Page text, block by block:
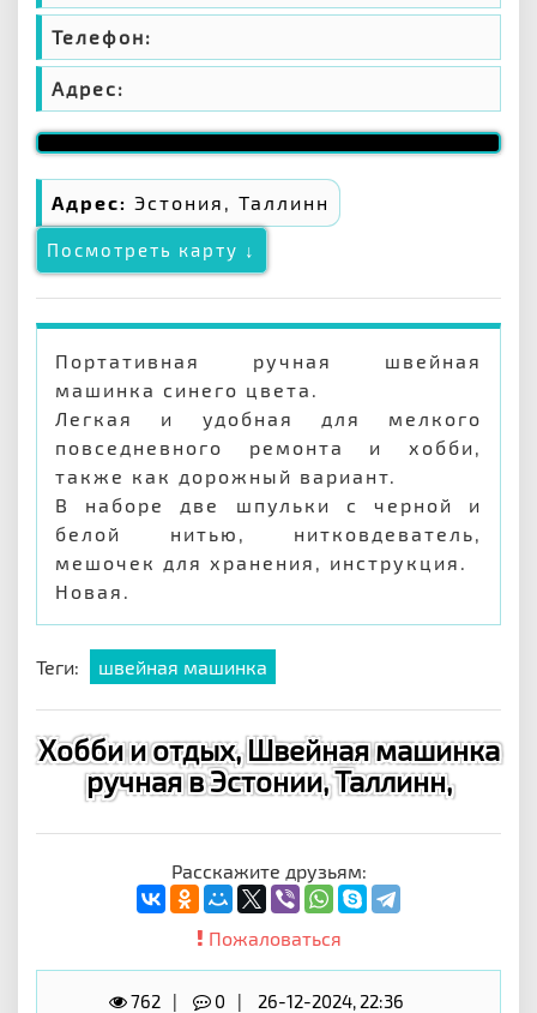
Телефон:
Адрес:
Адрес: Эстония, Таллинн
Посмотреть карту ↓
Портативная ручная швейная
машинка синего цвета.
Легкая и удобная для мелкого
повседневного ремонта и хобби,
также как дорожный вариант.
В наборе две шпульки с черной и
белой нитью, нитковдеватель,
мешочек для хранения, инструкция.
Новая.
Теги: швейная машинка
Хобби и отдых, Швейная машинка
ручная в Эстонии, Таллинн,
Расскажите друзьям:
Пожаловаться
762 0
26-12-2024, 22:36